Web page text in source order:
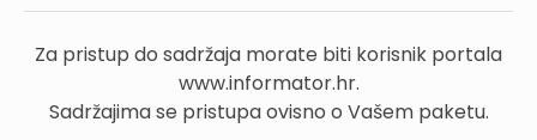
Za pristup do sadržaja morate biti korisnik portala
www.informator.hr.
Sadržajima se pristupa ovisno o Vašem paketu.